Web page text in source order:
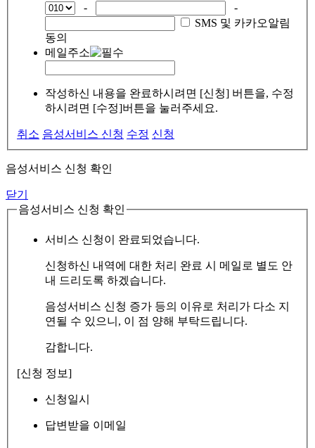
-
-
SMS 및 카카오알림
동의
메일주소
작성하신 내용을 완료하시려면 [신청] 버튼을, 수정
하시려면 [수정]버튼을 눌러주세요.
취소 음성서비스 신청 수정 신청
음성서비스 신청 확인
닫기
음성서비스 신청 확인
서비스 신청이 완료되었습니다.
신청하신 내역에 대한 처리 완료 시 메일로 별도 안
내 드리도록 하겠습니다.
음성서비스 신청 증가 등의 이유로 처리가 다소 지
연될 수 있으니, 이 점 양해 부탁드립니다.
감합니다.
[신청 정보]
신청일시
답변받을 이메일